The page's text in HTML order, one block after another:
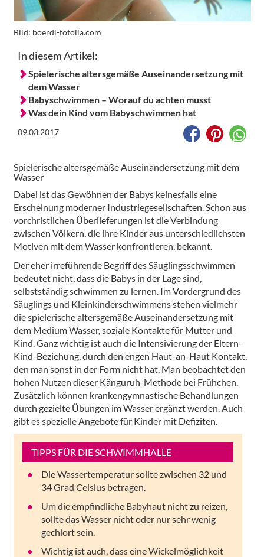
Bild: boerdi-fotolia.com
In diesem Artikel:
Spielerische altersgemäße Auseinandersetzung mit
dem Wasser
Babyschwimmen – Worauf du achten musst
Was dein Kind vom Babyschwimmen hat
09.03.2017
Spielerische altersgemäße Auseinandersetzung mit dem
Wasser
Dabei ist das Gewöhnen der Babys keinesfalls eine
Erscheinung moderner Industriegesellschaften. Schon aus
vorchristlichen Überlieferungen ist die Verbindung
zwischen Völkern, die ihre Kinder aus unterschiedlichsten
Motiven mit dem Wasser konfrontieren, bekannt.
Der eher irreführende Begriff des Säuglingsschwimmen
bedeutet nicht, dass die Babys in der Lage sind,
selbstständig schwimmen zu lernen. Im Vordergrund des
Säuglings und Kleinkinderschwimmens stehen vielmehr
die spielerische altersgemäße Auseinandersetzung mit
dem Medium Wasser, soziale Kontakte für Mutter und
Kind. Ganz wichtig ist auch die Intensivierung der Eltern-
Kind-Beziehung, durch den engen Haut-an-Haut Kontakt,
den man sonst in der Form nicht hat. Man beobachtet den
hohen Nutzen dieser Känguruh-Methode bei Frühchen.
Zusätzlich können krankengymnastische Behandlungen
durch gezielte Übungen im Wasser ergänzt werden. Auch
gibt es spezielle Angebote für Kinder mit Defiziten.
TIPPS FÜR DIE SCHWIMMHALLE
Die Wassertemperatur sollte zwischen 32 und
34 Grad Celsius betragen.
Um die empfindliche Babyhaut nicht zu reizen,
sollte das Wasser nicht oder nur sehr wenig
gechlort sein.
Wichtig ist auch, dass eine Wickelmöglichkeit